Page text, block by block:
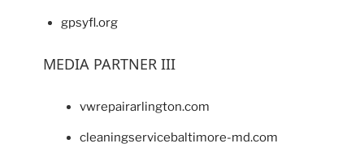
gpsyfl.org
MEDIA PARTNER III
vwrepairarlington.com
cleaningservicebaltimore-md.com